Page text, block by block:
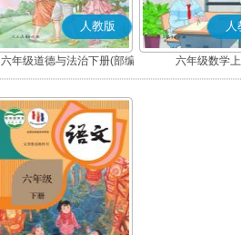
人教版
六年级道德与法治下册(部编
版)
人
六年级数学